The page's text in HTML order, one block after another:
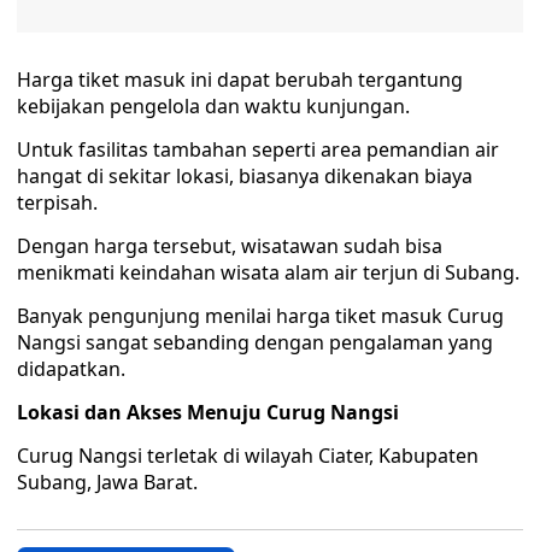
Harga tiket masuk ini dapat berubah tergantung
kebijakan pengelola dan waktu kunjungan.
Untuk fasilitas tambahan seperti area pemandian air
hangat di sekitar lokasi, biasanya dikenakan biaya
terpisah.
Dengan harga tersebut, wisatawan sudah bisa
menikmati keindahan wisata alam air terjun di Subang.
Banyak pengunjung menilai harga tiket masuk Curug
Nangsi sangat sebanding dengan pengalaman yang
didapatkan.
Lokasi dan Akses Menuju Curug Nangsi
Curug Nangsi terletak di wilayah Ciater, Kabupaten
Subang, Jawa Barat.